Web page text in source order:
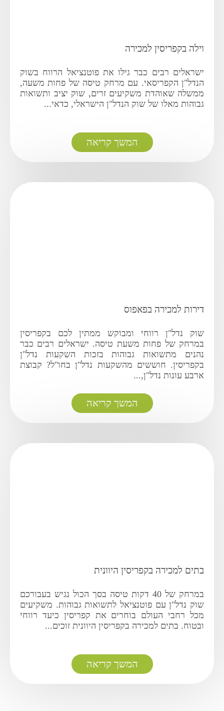
וילה בקפריסין למכירה
ישראלים רבים כבר גילו את פוטנציאל הרווח בשוק
הנדל"ן הקפריסאי. עם מרחק טיסה של פחות משעה,
ממשלה שאוהדת משקיעים זרים, שוק יציב ותשואות
גבוהות מאלו של שוק הנדל"ן הישראלי, כדאי...
המשך קריאה
דירות למכירה בפאפוס
שוק נדל"ן רווחי ומבוקש ממתין לכם בקפריסין
במרחק של פחות משעת טיסה. ישראלים רבים כבר
נהנים מתשואות גבוהות בזכות השקעות נדל"ן
בקפריסין. חוששים מהשקעות נדל"ן בחו"ל? קבוצת
ארבע עונות נדל"ן,...
המשך קריאה
בתים למכירה בקפריסין היוונית
במרחק של 40 דקות טיסה בסך הכול נגיש בעבורכם
שוק נדל"ן עם פוטנציאל לתשואות גבוהות. משקיעים
מכל רחבי העולם בוחרים את קפריסין כיעד רווחי
ובטוח. בתים למכירה בקפריסין היוונית זוכים...
המשך קריאה